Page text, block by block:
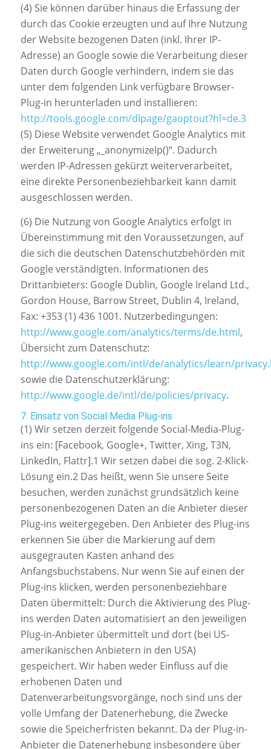
(4) Sie können darüber hinaus die Erfassung der
durch das Cookie erzeugten und auf Ihre Nutzung
der Website bezogenen Daten (inkl. Ihrer IP-
Adresse) an Google sowie die Verarbeitung dieser
Daten durch Google verhindern, indem sie das
unter dem folgenden Link verfügbare Browser-
Plug-in herunterladen und installieren:
http://tools.google.com/dlpage/gaoptout?hl=de.3
(5) Diese Website verwendet Google Analytics mit
der Erweiterung „_anonymizeIp()“. Dadurch
werden IP-Adressen gekürzt weiterverarbeitet,
eine direkte Personenbeziehbarkeit kann damit
ausgeschlossen werden.
(6) Die Nutzung von Google Analytics erfolgt in
Übereinstimmung mit den Voraussetzungen, auf
die sich die deutschen Datenschutzbehörden mit
Google verständigten. Informationen des
Drittanbieters: Google Dublin, Google Ireland Ltd.,
Gordon House, Barrow Street, Dublin 4, Ireland,
Fax: +353 (1) 436 1001. Nutzerbedingungen:
http://www.google.com/analytics/terms/de.html,
Übersicht zum Datenschutz:
http://www.google.com/intl/de/analytics/learn/
sowie die Datenschutzerklärung:
http://www.google.de/intl/de/policies/privacy.
7. Einsatz von Social Media Plug-ins
(1) Wir setzen derzeit folgende Social-Media-Plug-
ins ein: [Facebook, Google+, Twitter, Xing, T3N,
LinkedIn, Flattr].1 Wir setzen dabei die sog. 2-Klick-
Lösung ein.2 Das heißt, wenn Sie unsere Seite
besuchen, werden zunächst grundsätzlich keine
personenbezogenen Daten an die Anbieter dieser
Plug-ins weitergegeben. Den Anbieter des Plug-ins
erkennen Sie über die Markierung auf dem
ausgegrauten Kasten anhand des
Anfangsbuchstabens. Nur wenn Sie auf einen der
Plug-ins klicken, werden personenbeziehbare
Daten übermittelt: Durch die Aktivierung des Plug-
ins werden Daten automatisiert an den jeweiligen
Plug-in-Anbieter übermittelt und dort (bei US-
amerikanischen Anbietern in den USA)
gespeichert. Wir haben weder Einfluss auf die
erhobenen Daten und
Datenverarbeitungsvorgänge, noch sind uns der
volle Umfang der Datenerhebung, die Zwecke
sowie die Speicherfristen bekannt. Da der Plug-in-
Anbieter die Datenerhebung insbesondere über